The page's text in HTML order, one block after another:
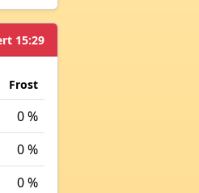
15:29
Frost
0 %
0 %
0 %